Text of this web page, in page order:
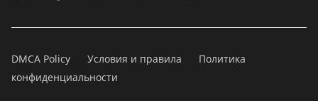
DMCA Policy Условия и правила
Политика
конфиденциальности